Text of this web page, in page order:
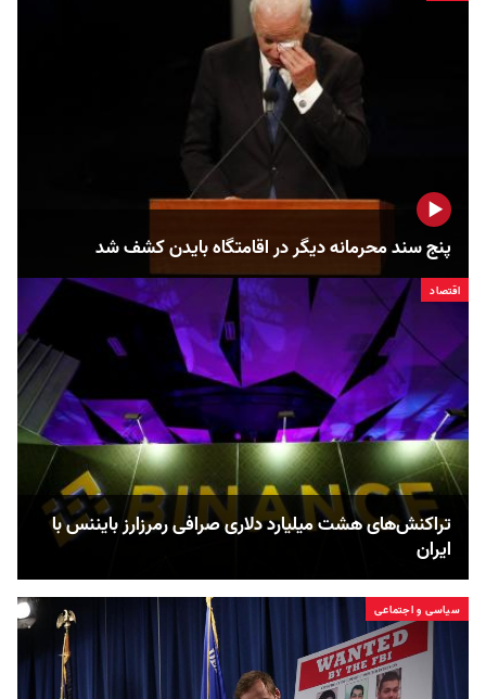
پنج سند محرمانه دیگر در اقامتگاه بایدن کشف شد
اقتصاد
تراکنش‌های هشت میلیارد دلاری صرافی رمرز‌ارز بایننس با
ایران
سیاسی و اجتماعی